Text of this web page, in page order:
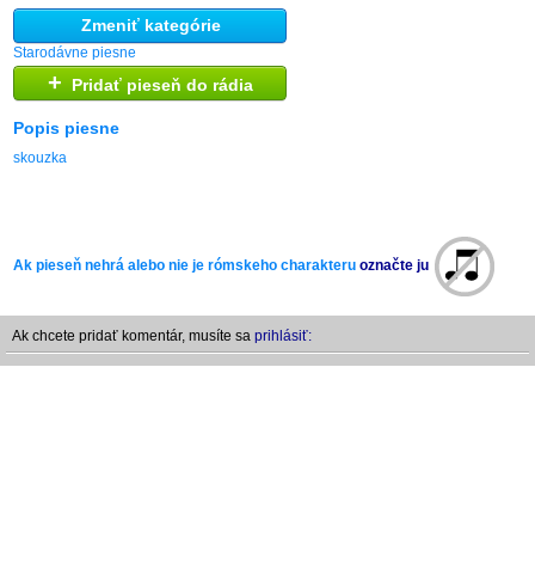
Zmeniť kategórie
Starodávne piesne
+ Pridať pieseň do rádia
Popis piesne
skouzka
Ak pieseň nehrá alebo nie je rómskeho charakteru označte ju
Ak chcete pridať komentár, musíte sa prihlásiť: